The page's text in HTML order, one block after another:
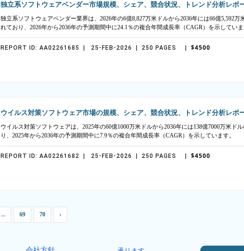
独立系ソフトウェアベンダー市場規模、シェア、競合状況、トレンド分析レポ
独立系ソフトウェアベンダー業界は、2026年の6億8,827万米ドルから2036年には66億5,592万
れており、2026年から2036年の予測期間中に24.1％の複合年間成長率（CAGR）を示していま
REPORT ID: AA02261685 | 25-FEB-2026 | 250 PAGES | $4500
ウイルス対策ソフトウェア市場の規模、シェア、競合状況、トレンド分析レポ
ウイルス対策ソフトウェアは、2025年の60億1000万米ドルから2036年には138億7000万米ド
り、2025年から2036年の予測期間中に7.9％の複合年間成長率（CAGR）を示しています。
REPORT ID: AA02261682 | 25-FEB-2026 | 250 PAGES | $4500
... 69 70 ›